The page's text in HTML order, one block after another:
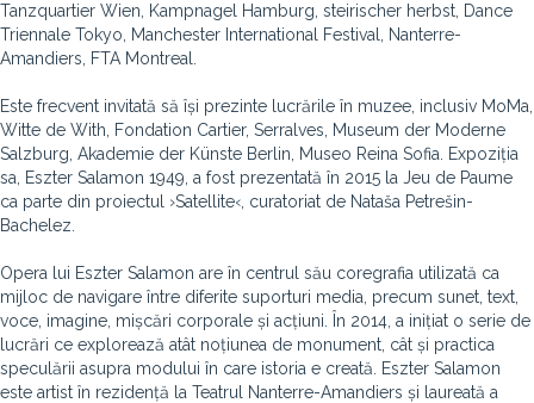
Tanzquartier Wien, Kampnagel Hamburg, steirischer herbst, Dance
Triennale Tokyo, Manchester International Festival, Nanterre-
Amandiers, FTA Montreal.
Este frecvent invitată să își prezinte lucrările în muzee, inclusiv MoMa,
Witte de With, Fondation Cartier, Serralves, Museum der Moderne
Salzburg, Akademie der Künste Berlin, Museo Reina Sofia. Expoziția
sa, Eszter Salamon 1949, a fost prezentată în 2015 la Jeu de Paume
ca parte din proiectul ›Satellite‹, curatoriat de Nataša Petrešin-
Bachelez.
Opera lui Eszter Salamon are în centrul său coregrafia utilizată ca
mijloc de navigare între diferite suporturi media, precum sunet, text,
voce, imagine, mișcări corporale și acțiuni. În 2014, a inițiat o serie de
lucrări ce explorează atât noțiunea de monument, cât și practica
speculării asupra modului în care istoria e creată. Eszter Salamon
este artist în rezidență la Teatrul Nanterre-Amandiers și laureată a